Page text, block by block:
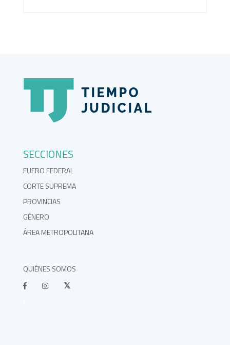
SECCIONES
FUERO FEDERAL
CORTE SUPREMA
PROVINCIAS
GÉNERO
ÁREA METROPOLITANA
QUIÉNES SOMOS